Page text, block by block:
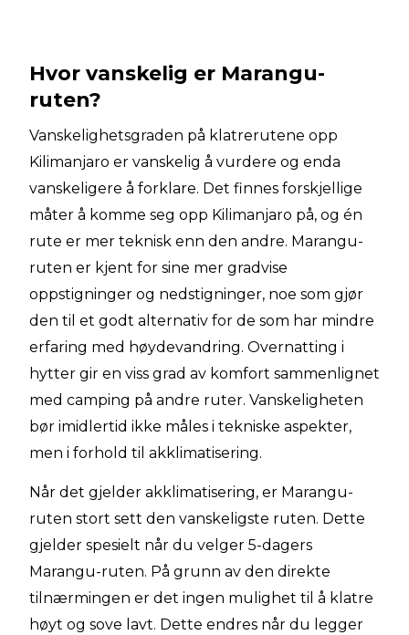
Hvor vanskelig er Marangu-
ruten?
Vanskelighetsgraden på klatrerutene opp
Kilimanjaro er vanskelig å vurdere og enda
vanskeligere å forklare. Det finnes forskjellige
måter å komme seg opp Kilimanjaro på, og én
rute er mer teknisk enn den andre. Marangu-
ruten er kjent for sine mer gradvise
oppstigninger og nedstigninger, noe som gjør
den til et godt alternativ for de som har mindre
erfaring med høydevandring. Overnatting i
hytter gir en viss grad av komfort sammenlignet
med camping på andre ruter. Vanskeligheten
bør imidlertid ikke måles i tekniske aspekter,
men i forhold til akklimatisering.
Når det gjelder akklimatisering, er Marangu-
ruten stort sett den vanskeligste ruten. Dette
gjelder spesielt når du velger 5-dagers
Marangu-ruten. På grunn av den direkte
tilnærmingen er det ingen mulighet til å klatre
høyt og sove lavt. Dette endres når du legger